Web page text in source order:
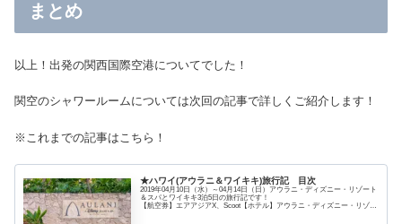
まとめ
以上！出発の関西国際空港についてでした！
関空のシャワールームについては次回の記事で詳しくご紹介します！
※これまでの記事はこちら！
★ハワイ(アウラニ＆ワイキキ)旅行記 目次
2019年04月10日（水）～04月14日（日）アウラニ・ディズニー・リゾート
＆スパとワイキキ3泊5日の旅行記です！
【航空券】エアアジアX、Scoot【ホテル】アウラニ・ディズニー・リゾー